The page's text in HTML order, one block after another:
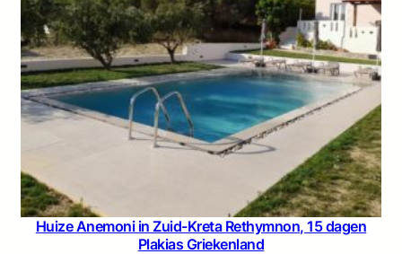
Huize Anemoni in Zuid-Kreta Rethymnon, 15 dagen
Plakias Griekenland